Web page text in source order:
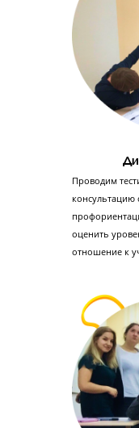
СМС-отчетность
После каждого урока
за работу на уроке,
Мини-группадо 8
Ученик занимается в
по уровню знаний,
более сильную группу.